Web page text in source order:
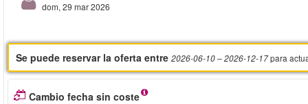
dom, 29 mar 2026
Se puede reservar la oferta entre 2026-06-10– 2026-12-17para
Cambio fecha sin coste